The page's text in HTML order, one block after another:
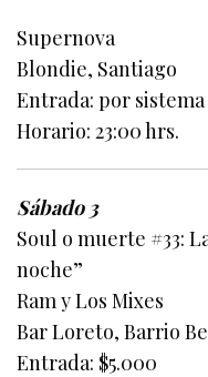
Supernova
Blondie, Santiago
Entrada: por
Horario: 23:00 hrs.
Sábado 3
Soul o muerte #33:
noche”
Ram y Los Mixes
Bar Loreto, Barrio
Entrada: $5.000